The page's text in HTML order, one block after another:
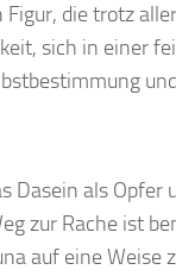
die trotz
sich in einer
Dasein als Opfer
zur Rache ist
auf eine Weise